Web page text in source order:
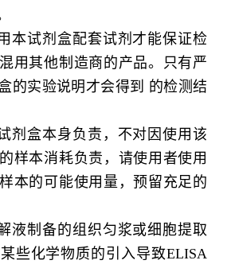
本试剂盒配套试剂才能保证检
用其他制造商的产品。只有严
的实验说明才会得到 的检测结
剂盒本身负责，不对因使用该
样本消耗负责，请使用者使用
本的可能使用量，预留充足的
液制备的组织匀浆或细胞提取
些化学物质的引入导致ELISA